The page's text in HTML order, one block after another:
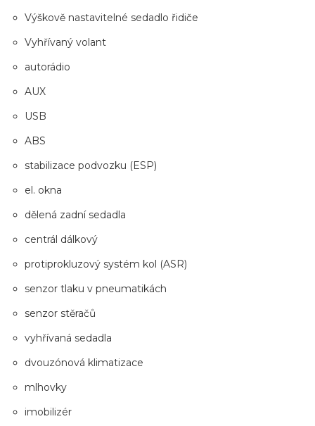
Výškově nastavitelné sedadlo řidiče
Vyhřívaný volant
autorádio
AUX
USB
ABS
stabilizace podvozku (ESP)
el. okna
dělená zadní sedadla
centrál dálkový
protiprokluzový systém kol (ASR)
senzor tlaku v pneumatikách
senzor stěračů
vyhřívaná sedadla
dvouzónová klimatizace
mlhovky
imobilizér